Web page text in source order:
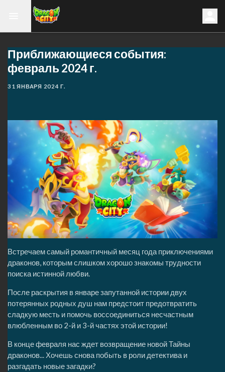
Приближающиеся события:
февраль 2024 г.
31 ЯНВАРЯ 2024 Г.
Встречаем самый романтичный месяц года приключениями
драконов, которым слишком хорошо знакомы трудности
поиска истинной любви.
После раскрытия в январе запутанной истории двух
потерянных родных душ нам предстоит предотвратить
сладкую месть и помочь воссоединиться несчастным
влюбленным во 2-й и 3-й частях этой истории!
В конце февраля нас ждет возвращение новой Тайны
драконов... Хочешь снова побыть в роли детектива и
разгадать новые загадки?